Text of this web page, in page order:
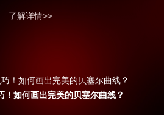
了解详情>>
！如何画出完美的贝塞尔曲线？